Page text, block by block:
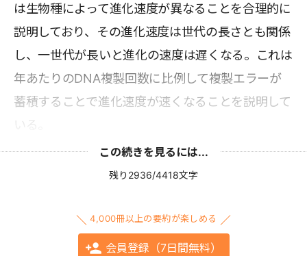
は生物種によって進化速度が異なることを合理的に
説明しており、その進化速度は世代の長さとも関係
し、一世代が長いと進化の速度は遅くなる。これは
年あたりのDNA複製回数に比例して複製エラーが
蓄積することで進化速度が速くなることを説明して
いる。
この続きを見るには...
残り2936/4418文字
4,000冊以上の要約が楽しめる
会員登録（7日間無料）